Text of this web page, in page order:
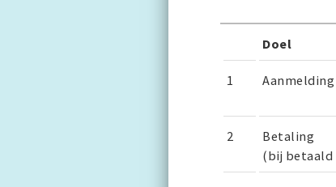
Doel
1 Aanmelding
2
Betaling
(bij betaald